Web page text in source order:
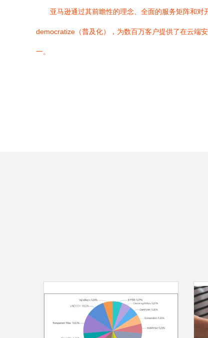
亚马逊通过其前瞻性的理念、全面的服务矩阵和
democratize（普及化），为数百万客户提供了在云端
一。